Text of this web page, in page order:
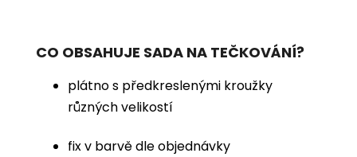
CO OBSAHUJE SADA NA TEČKOVÁNÍ?
plátno s předkreslenými kroužky
různých velikostí
fix v barvě dle objednávky